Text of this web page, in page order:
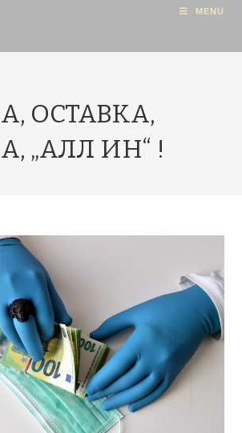
MENU
ОСТАВКА,
„АЛЛ ИН“ !